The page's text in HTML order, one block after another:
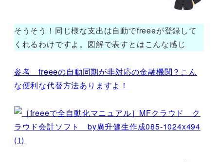
そうそう！同じ様な支出は自動でfreeeが登録して
くれるわけですよ。図解で表すとはこんな感じ
参考 freeeの自動同期が非対応の金融機関？こん
な便利な代替方法ありますよ！